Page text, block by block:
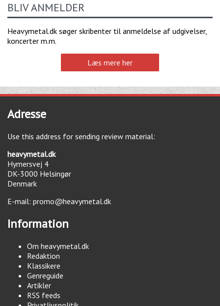
BLIV ANMELDER
Heavymetal.dk søger skribenter til anmeldelse af udgivelser,
koncerter m.m.
Læs mere her
Adresse
Use this address for sending review material:
heavymetal.dk
Hymersvej 4
DK-3000 Helsingør
Denmark
E-mail: promo@heavymetal.dk
Information
Om heavymetal.dk
Redaktion
Klassikere
Genreguide
Artikler
RSS feeds